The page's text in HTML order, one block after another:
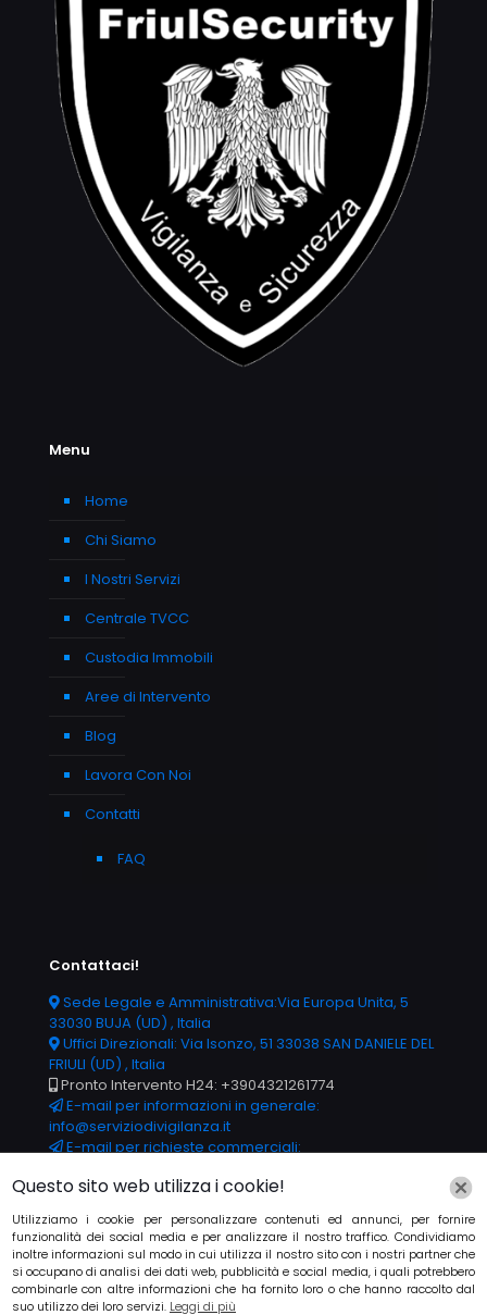
Menu
Home
Chi Siamo
I Nostri Servizi
Centrale TVCC
Custodia Immobili
Aree di Intervento
Blog
Lavora Con Noi
Contatti
FAQ
Contattaci!
Sede Legale e Amministrativa:Via Europa Unita, 5
33030 BUJA (UD) , Italia
Uffici Direzionali: Via Isonzo, 51 33038 SAN DANIELE DEL
FRIULI (UD) , Italia
Pronto Intervento H24: +3904321261774
E-mail per informazioni in generale:
info@serviziodivigilanza.it
E-mail per richieste commerciali:
E-mail per informazioni riguardo la contabilità
Il supporto telefonico è attivo dal Lunedì al Sabato
dalle 9 alle 18.
Questo sito web utilizza i cookie!
Utilizziamo i cookie per personalizzare contenuti ed annunci, per fornire
funzionalità dei social media e per analizzare il nostro traffico. Condividiamo
inoltre informazioni sul modo in cui utilizza il nostro sito con i nostri partner che
si occupano di analisi dei dati web, pubblicità e social media, i quali potrebbero
combinarle con altre informazioni che ha fornito loro o che hanno raccolto dal
suo utilizzo dei loro servizi. Leggi di più